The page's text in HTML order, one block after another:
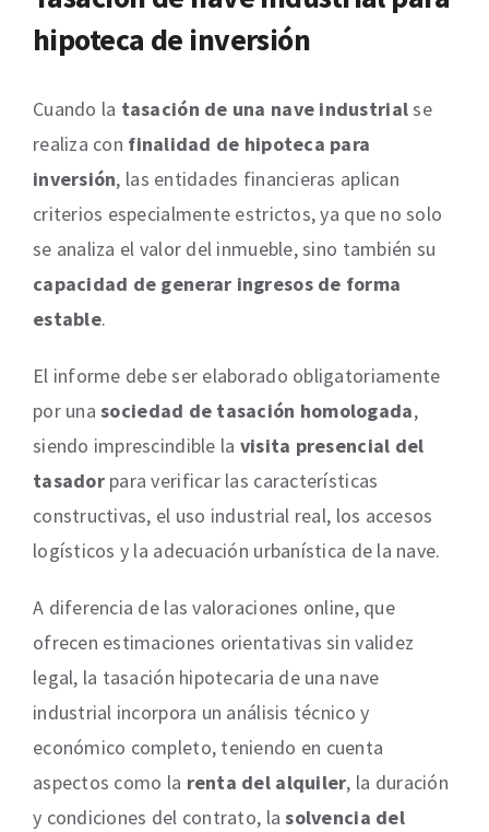
hipoteca de inversión
Cuando la tasación de una nave industrialse
realiza con finalidad de hipoteca para
inversión, las entidades financieras aplican
criterios especialmente estrictos, ya que no solo
se analiza el valor del inmueble, sino también su
capacidad de generar ingresos de forma
estable.
El informe debe ser elaborado obligatoriamente
por unasociedad de tasación homologada,
siendo imprescindible la visita presencial del
tasadorpara verificar las características
constructivas, el uso industrial real, los accesos
logísticos y la adecuación urbanística de la nave.
A diferencia de las valoraciones online, que
ofrecen estimaciones orientativas sin validez
legal, la tasación hipotecaria de una nave
industrial incorpora un análisis técnico y
económico completo, teniendo en cuenta
aspectos como la renta del alquiler, la duración
y condiciones del contrato, lasolvencia del